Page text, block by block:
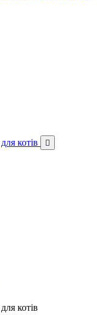
котів 
котів